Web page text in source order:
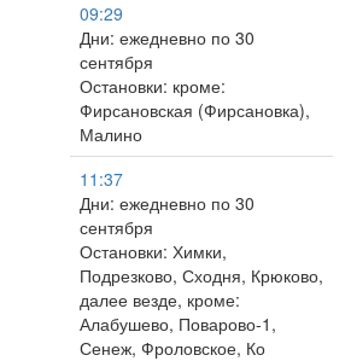
09:29
Дни: ежедневно по 30
сентября
Остановки: кроме:
Фирсановская (Фирсановка),
Малино
11:37
Дни: ежедневно по 30
сентября
Остановки: Химки,
Подрезково, Сходня, Крюково,
далее везде, кроме:
Алабушево, Поварово-1,
Сенеж, Фроловское, Ко